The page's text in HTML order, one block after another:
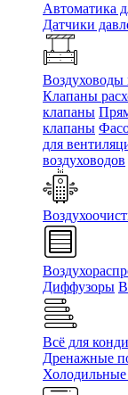
Автоматика
Датчики
Клапаны
клапаны
клапаны
для
воздуховодов
Диффузоры
Всё для
Дренажные
Холодильные